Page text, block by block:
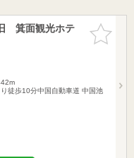
お気に入
りに追加
箕面観光ホテ
徒歩10分中国自動車道 中国池